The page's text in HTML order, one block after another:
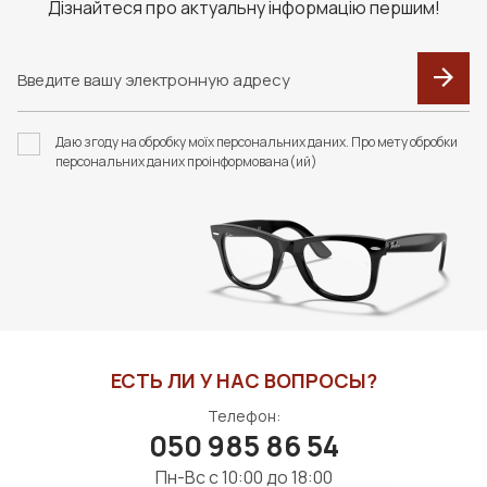
F055 В КОЛЬОРАХ.
ФУТЛЯР З СЕРВЕТКОЮ
FASHION STYLE
F091 В КОЛЬОРАХ.
FASHION STYLE
В КОРЗИНУ
Дізнайтеся про актуальну інформацію першим!
Даю згоду на обробку моїх персональних даних. Про мету обробки
персональних даних проінформована(ий)
ЕСТЬ ЛИ У НАС ВОПРОСЫ?
Телефон:
050 985 86 54
Пн-Вс с 10:00 до 18:00